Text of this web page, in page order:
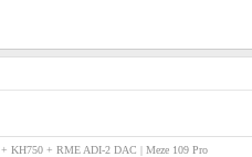
+ KH750 + RME ADI-2 DAC | Meze 109 Pro